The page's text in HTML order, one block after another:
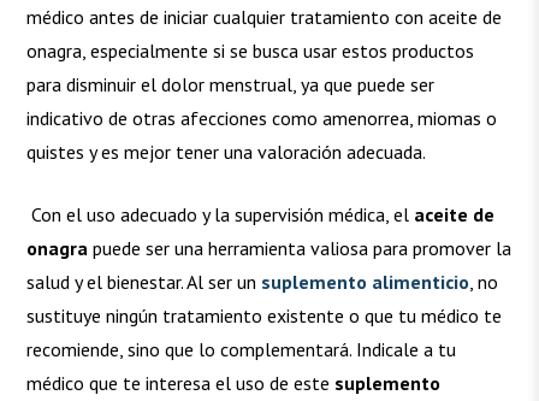
médico antes de iniciar cualquier tratamiento con aceite de
onagra, especialmente si se busca usar estos productos
para disminuir el dolor menstrual, ya que puede ser
indicativo de otras afecciones como amenorrea, miomas o
quistes y es mejor tener una valoración adecuada.
Con el uso adecuado y la supervisión médica, el aceite de
onagra puede ser una herramienta valiosa para promover la
salud y el bienestar. Al ser un suplemento alimenticio, no
sustituye ningún tratamiento existente o que tu médico te
recomiende, sino que lo complementará. Indicale a tu
médico que te interesa el uso de este suplemento